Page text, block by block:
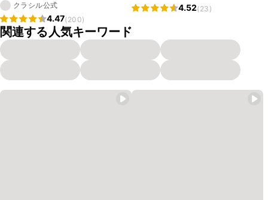
クラシル公式
4.47(200)
4.52(23)
関連する人気キーワード